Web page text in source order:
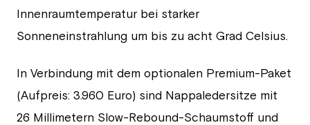
Innenraumtemperatur bei starker
Sonneneinstrahlung um bis zu acht Grad Celsius.
In Verbindung mit dem optionalen Premium-Paket
(Aufpreis: 3.960 Euro) sind Nappaledersitze mit
26 Millimetern Slow-Rebound-Schaumstoff und